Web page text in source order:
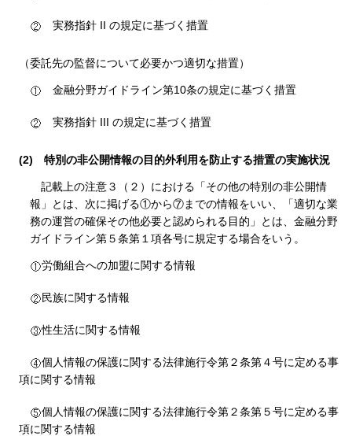
実務指針 II の規定に基づく措置
（委託先の監督について必要かつ適切な措置）
金融分野ガイドライン第10条の規定に基づく措置
実務指針 III の規定に基づく措置
(2) 特別の非公開情報の目的外利用を防止する措置の実施状況
記載上の注意３（２）における「その他の特別の非公開情
報」とは、次に掲げる①から⑦までの情報をいい、「適切な業
務の運営の確保その他必要と認められる目的」とは、金融分野
ガイドライン第５条第１項各号に規定する場合をいう。
労働組合への加盟に関する情報
民族に関する情報
性生活に関する情報
個人情報の保護に関する法律施行令第２条第４号に定める事
項に関する情報
個人情報の保護に関する法律施行令第２条第５号に定める事
項に関する情報